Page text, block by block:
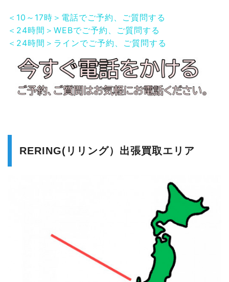
＜10～17時＞電話でご予約、ご質問する
＜24時間＞WEBでご予約、ご質問する
＜24時間＞ラインでご予約、ご質問する
RERING(リリング）出張買取エリア